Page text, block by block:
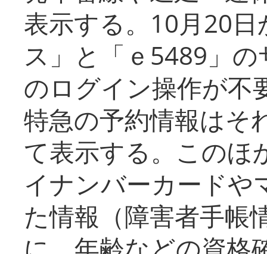
表示する。10月20
ス」と「ｅ5489」
のログイン操作が不
特急の予約情報はそ
て表示する。このほ
イナンバーカードや
た情報（障害者手帳